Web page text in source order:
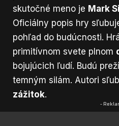
skutočné meno je Mark
Oficiálny popis hry
pohľad do budúcnosti.
primitívnom svete plnom
bojujúcich ľudí. Budú
temným silám. Autori
zážitok.
-